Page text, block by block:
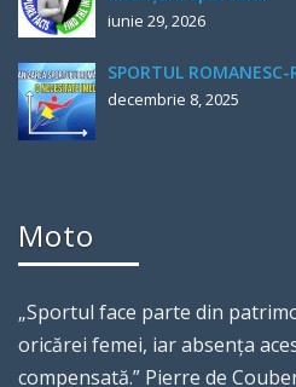
iunie 29, 2026
SPORTUL
decembrie 8, 2025
Moto
„Sportul face parte din
oricărei femei, iar absenţa
compensată.” Pierre de